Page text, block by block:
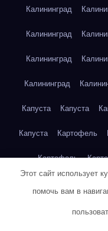
Калининград
Калининград
Калининград
Калининград
Капуста Капуста
Капуста Картофель
Картофель
Этот сайт использует
помочь вам в